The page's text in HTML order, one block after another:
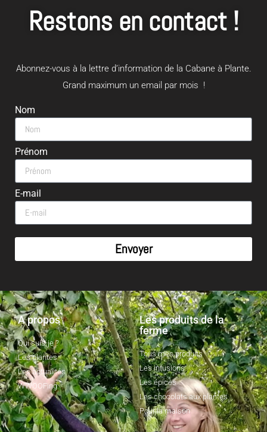
Restons en contact !
Abonnez-vous à la lettre d’information de la Cabane à Plante.
Grand maximum un email par mois !
Nom
Prénom
E-mail
Envoyer
A propos
Qui suis-je ?
Les plantes
Les actualités
WWOOFing
Les produits de la
ferme
Tous mes produits
Les infusions
Les épices
Les chocolats aux plantes
Pour la maison